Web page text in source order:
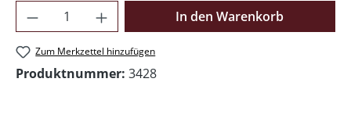
Produkt Anzahl: Gib den gewünschten
In den Warenkorb
Zum Merkzettel hinzufügen
Produktnummer: 3428